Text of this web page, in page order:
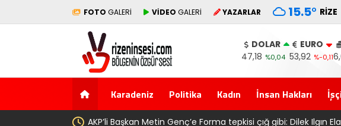
FOTO GALERİ VİDEO GALERİ YAZARLAR 15.5° RIZE
DOLAR
47,18 %0,04
EURO
53,92 %-0,11
Karadeniz Politika Kadın İnsan Hakları
toprağını satarak Salah transferi sonrası 6661 forma alan